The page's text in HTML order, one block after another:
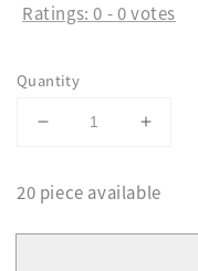
Ratings:0 -0votes
Quantity
20 piece available